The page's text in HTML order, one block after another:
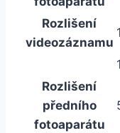
Rozlišení
videozáznamu
1
Rozlišení
předního
fotoaparátu